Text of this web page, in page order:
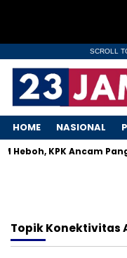
SCROLL
HOME NASIONAL
Heboh, KPK Ancam
TopikKonektivitas